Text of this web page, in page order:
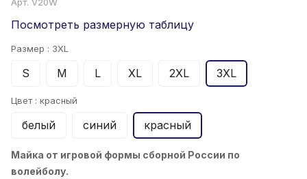
Арт. V20W
Посмотреть размерную таблицу
Размер : 3XL
S M L XL 2XL 3XL
Цвет : красный
белый синий красный
Майка от игровой формы сборной России по
волейболу.